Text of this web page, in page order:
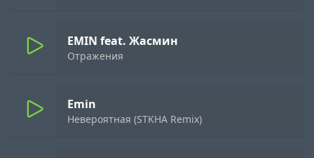
EMIN feat. Жасмин
Отражения
Emin
Невероятная (STKHA Remix)